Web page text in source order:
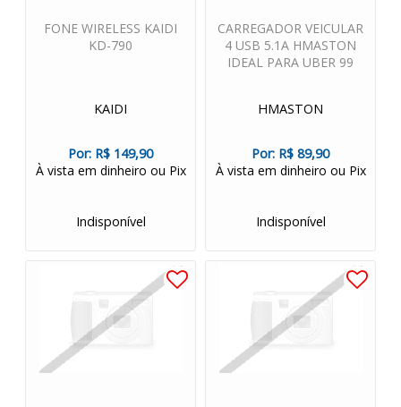
FONE WIRELESS KAIDI
KD-790
KAIDI
Por: R$ 149,90
À vista em dinheiro ou Pix
Indisponível
CARREGADOR VEICULAR
4 USB 5.1A HMASTON
IDEAL PARA UBER 99
HMASTON
Por: R$ 89,90
À vista em dinheiro ou Pix
Indisponível